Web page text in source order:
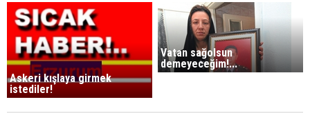
Askeri kışlaya girmek
istediler!
Vatan sağolsun
demeyeceğim!...